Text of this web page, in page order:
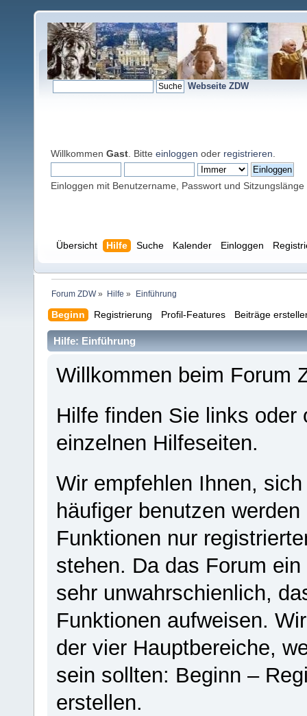
Webseite ZDW
Willkommen Gast . Bitte einloggen oder registrieren
Einloggen mit Benutzername, Passwort und Sitzungslänge
Übersicht Hilfe Suche Kalender Einloggen
Forum ZDW» Hilfe » Einführung
Beginn Registrierung Profil-Features Beiträge
Hilfe: Einführung
Willkommen beim Forum
Hilfe finden Sie links
einzelnen Hilfeseiten.
Wir empfehlen Ihnen,
häufiger benutzen
Funktionen nur
stehen. Da das Forum
sehr unwahrschienlich,
Funktionen aufweisen.
der vier Hauptbereiche,
sein sollten: Beginn –
erstellen.